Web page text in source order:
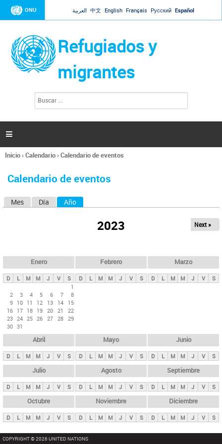
Jump to navigation
ONU العربية 中文 English Français Русский Español
Refugiados y
migrantes
l
d
s

Se
usted
Inicio›Calendario›Calendario de eventos
Calendario de eventos
s
p
n
c
i
p
l
e
s
Mes Día Año
2023 Next »
Enero
D L M M J V
S
1
2
3 4 5 6 7
8
9 10 11 12 13 14
15
16 17 18 19 20 21
22
23 24 25 26 27 28 29
30 31
Febrero
D L M M J V S
Marzo
D L M M J V S
Abril
D L M M J V S
Mayo
D L M M J V S
Junio
D L M M J V S
Julio
D L M M J V S
Agosto
D L M M J V S
Septiembre
D L M M J V S
Octubre
D L M M J V S
Noviembre
D L M M J V S
Diciembre
D L M M J V S
COPYRIGHT © 2026 UNITED NATIONS